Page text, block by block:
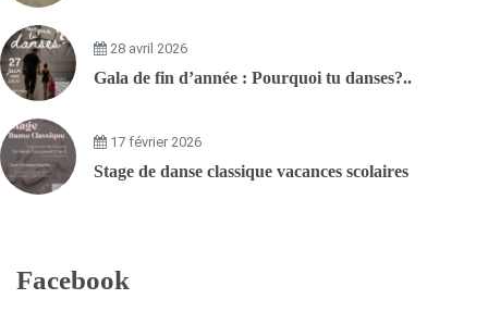
28 avril 2026
Gala de fin d’année : Pourquoi tu danses?..
17 février 2026
Stage de danse classique vacances scolaires
Facebook